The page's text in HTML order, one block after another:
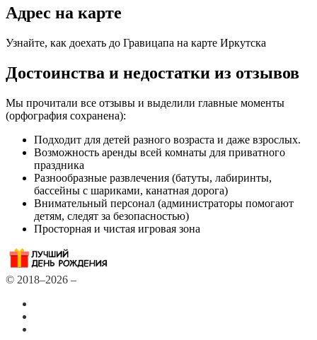
Адрес на карте
Узнайте, как доехать до Гравицапа на карте Иркутска
Достоинства и недостатки из отзывов
Мы прочитали все отзывы и выделили главные моменты
(орфография сохранена):
Подходит для детей разного возраста и даже взрослых.
Возможность аренды всей комнаты для приватного
праздника
Разнообразные развлечения (батуты, лабиринты,
бассейны с шариками, канатная дорога)
Внимательный персонал (администраторы помогают
детям, следят за безопасностью)
Просторная и чистая игровая зона
© 2018–2026 –